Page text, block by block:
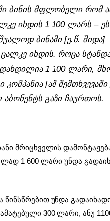
ბინის მფლობელი რომ
იხდის 1 100 ლარს – ეს
ბინაში [ე.წ. შიდა]
იხდის. როცა
1 100 ლარი,
[ამ შემთხვევაში
გაზი ჩაურთოს.
მრიცხველის
1 600 ლარი უნდა
წინსწრებით უნდა
300 ლარი, ანუ